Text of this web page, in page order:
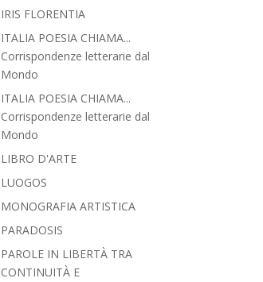
IRIS FLORENTIA
ITALIA POESIA CHIAMA...
Corrispondenze letterarie dal
Mondo
ITALIA POESIA CHIAMA...
Corrispondenze letterarie dal
Mondo
LIBRO D'ARTE
LUOGOS
MONOGRAFIA ARTISTICA
PARADOSIS
PAROLE IN LIBERTÀ TRA
CONTINUITÀ E